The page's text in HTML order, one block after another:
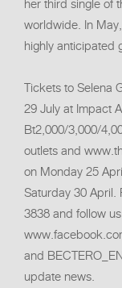
her third single of
worldwide. In
highly anticipated
Tickets to Selena
29 July at Impact
Bt2,000/3,000/
outlets and
on Monday 25
Saturday 30
3838 and follow
and
update news.